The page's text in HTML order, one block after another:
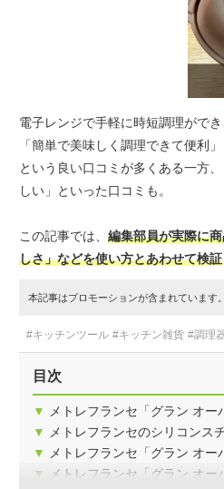
電子レンジで手軽に時短調理がで
「簡単で美味しく調理できて便利
という良い口コミが多くある一方
しい」といった口コミも。
この記事では、 編集部員が実際に
しさ」などを使い方とあわせて検証
本記事はプロモーションが含まれています
#キッチンツール #キッチン雑貨 #調理
目次
▼
メトレフランセ「グラン オー
▼
メトレフランセのシリコンス
▼
メトレフランセ「グラン オー
▼
メトレフランセ「グラン オー